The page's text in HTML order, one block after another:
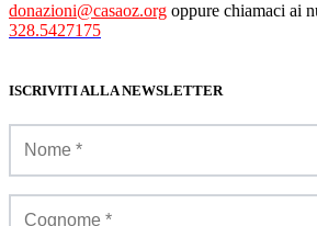
donazioni@casaoz.org oppure chiamaci ai
328.5427175
ISCRIVITI ALLA NEWSLETTER